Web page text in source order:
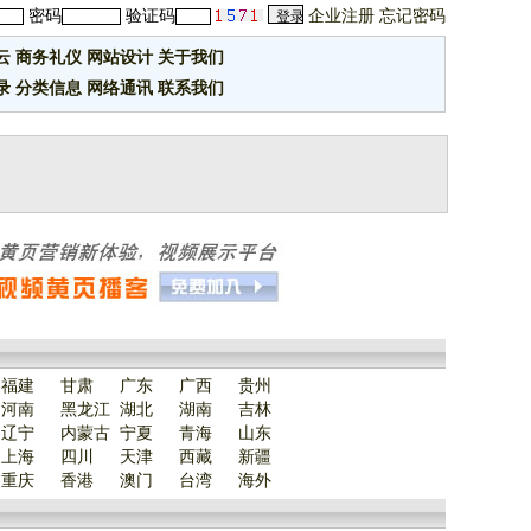
密码 验证码 企业注册 忘记密码
商务礼仪 网站设计 关于我们
分类信息 网络通讯 联系我们
福建 甘肃 广东 广西
贵州
河南
黑龙江 湖北 湖南
吉林
辽宁
内蒙古 宁夏 青海
山东
上海
四川 天津 西藏
新疆
重庆
香港 澳门 台湾 海外